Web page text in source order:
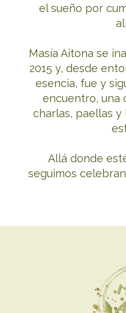
el sueño por
Masía Aitona se
2015 y, desde
esencia, fue y
encuentro, una
charlas, paellas y
Allá donde
seguimos